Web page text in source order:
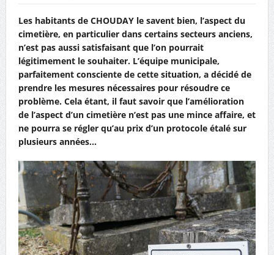
Les habitants de CHOUDAY le savent bien, l’aspect du
cimetière, en particulier dans certains secteurs anciens,
n’est pas aussi satisfaisant que l’on pourrait
légitimement le souhaiter. L’équipe municipale,
parfaitement consciente de cette situation, a décidé de
prendre les mesures nécessaires pour résoudre ce
problème. Cela étant, il faut savoir que l’amélioration
de l’aspect d’un cimetière n’est pas une mince affaire, et
ne pourra se régler qu’au prix d’un protocole étalé sur
plusieurs années…